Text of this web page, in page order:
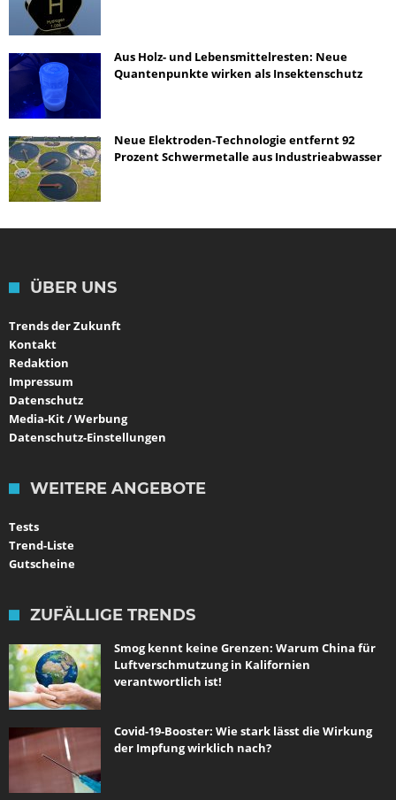
Aus Holz- und Lebensmittelresten: Neue
Quantenpunkte wirken als Insektenschutz
Neue Elektroden-Technologie entfernt 92
Prozent Schwermetalle aus Industrieabwasser
ÜBER UNS
Trends der Zukunft
Kontakt
Redaktion
Impressum
Datenschutz
Media-Kit / Werbung
Datenschutz-Einstellungen
WEITERE ANGEBOTE
Tests
Trend-Liste
Gutscheine
ZUFÄLLIGE TRENDS
Smog kennt keine Grenzen: Warum China für
Luftverschmutzung in Kalifornien
verantwortlich ist!
Covid-19-Booster: Wie stark lässt die Wirkung
der Impfung wirklich nach?